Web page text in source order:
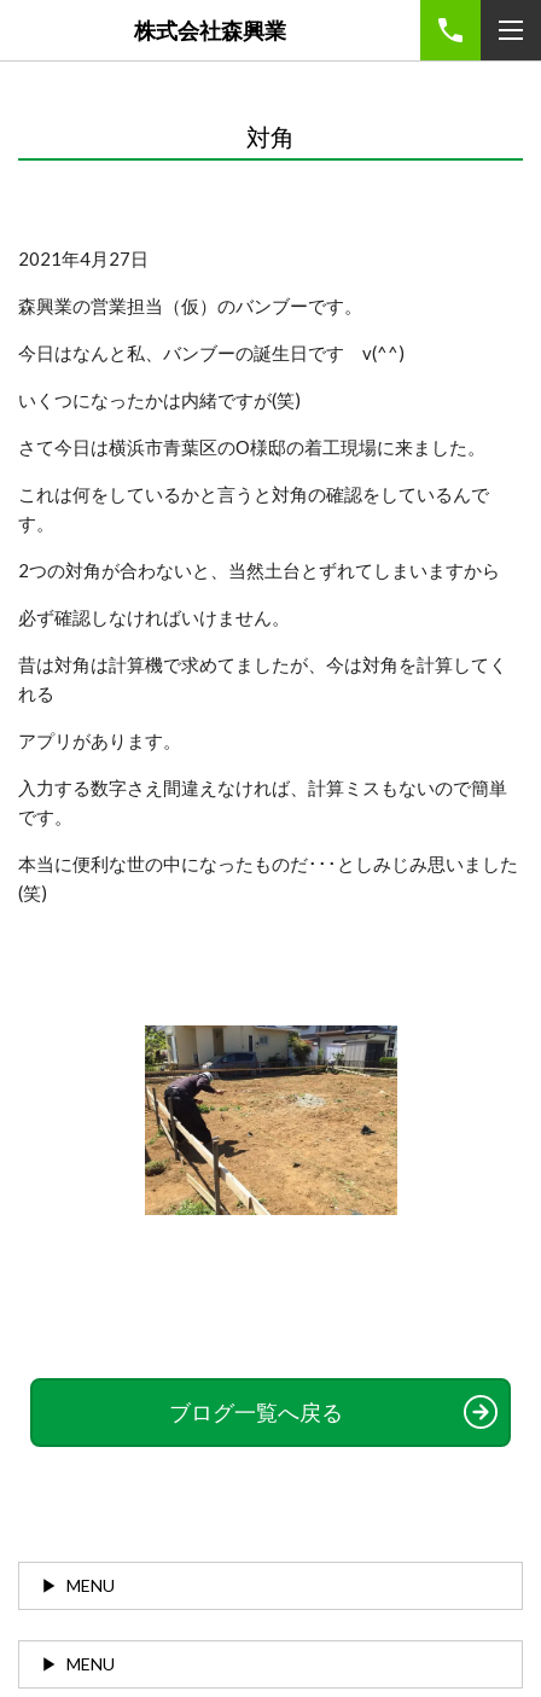
株式会社森興業
対角
2021年4月27日
森興業の営業担当（仮）のバンブーです。
今日はなんと私、バンブーの誕生日です v(^^)
いくつになったかは内緒ですが(笑)
さて今日は横浜市青葉区のО様邸の着工現場に来ました。
これは何をしているかと言うと対角の確認をしているんで
す。
2つの対角が合わないと、当然土台とずれてしまいますから
必ず確認しなければいけません。
昔は対角は計算機で求めてましたが、今は対角を計算してく
れる
アプリがあります。
入力する数字さえ間違えなければ、計算ミスもないので簡単
です。
本当に便利な世の中になったものだ･･･としみじみ思いました
(笑)
ブログ一覧へ戻る
MENU
MENU